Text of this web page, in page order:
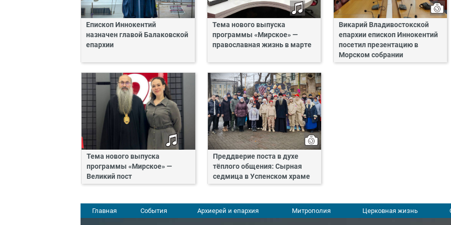
Епископ Иннокентий
назначен главой Балаковской
епархии
Тема нового выпуска
программы «Мирское» —
православная жизнь в марте
Викарий Владивостокской
епархии епископ Иннокентий
посетил презентацию в
Морском собрании
Тема нового выпуска
программы «Мирское» —
Великий пост
Преддверие поста в духе
тёплого общения: Сырная
седмица в Успенском храме
Главная События Архиерей и епархия Митрополия Церковная жизнь